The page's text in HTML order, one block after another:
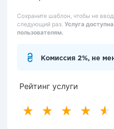
Сохраните шаблон, чтобы не
следующий раз. Услуга
пользователям.
Комиссия 2%, не
Рейтинг услуги